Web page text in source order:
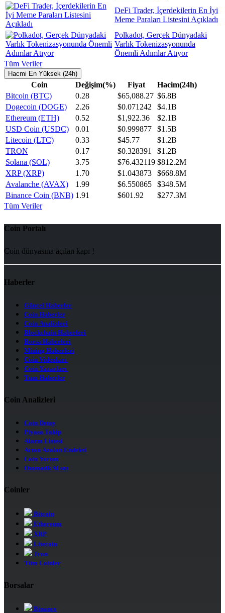
DeFi Trader, İçerdekilerin En İyi
Meme Paraları Listesini Açıkladı
Polkadot, Gerçek Dünyadaki
Varlık Tokenizasyonunda
Önemli Adımlar Atıyor
Tüm Veriler
Hacmi En Yüksek (24h)
Coin Değişim(%) Fiyat
Hacim(24h)
Bitcoin (BTC)
0.28 $65,088.27 $6.8B
Dogecoin (DOGE)
2.26 $0.071242
$4.1B
Ethereum (ETH)
0.52 $1,922.36
$2.1B
USD Coin (USDC)
0.01 $0.999877
$1.5B
Litecoin (LTC)
0.33 $45.77
$1.2B
TRON
0.17 $0.328391
$1.2B
Solana (SOL)
3.75 $76.432119 $812.2M
XRP (XRP)
1.70 $1.043873
$668.8M
Avalanche (AVAX)
1.99 $6.550865
$348.5M
Binance Coin (BNB) 1.91 $601.92
$277.3M
Tüm Veriler
Coin Portalı
Coin dünyasına açılan kapı !
Haberler
Güncel Haberler
Coin Haberler
Coin Analizleri
Blockchain Haberleri
Borsa Haberleri
Mining Haberleri
Coin Videoları
Coin Yazarları
Tüm Haberler
Coin Analizleri
Coin Detay
Piyasa Takip
Alarm Listesi
Artan Azalan Endeksi
Coin Yorum
Otomatik Al sat
Coinler
Bitcoin
Ethereum
XRP
Litecoin
Tron
Tüm Coinler
Borsalar
Binance